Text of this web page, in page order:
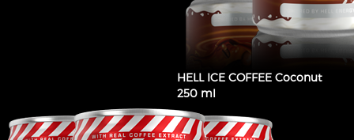
HELL ICE COFFEE Coconut
250 ml